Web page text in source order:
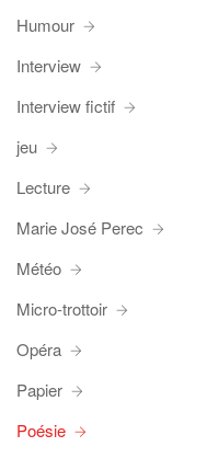
Humour
Interview
Interview fictif
jeu
Lecture
Marie José Perec
Météo
Micro-trottoir
Opéra
Papier
Poésie